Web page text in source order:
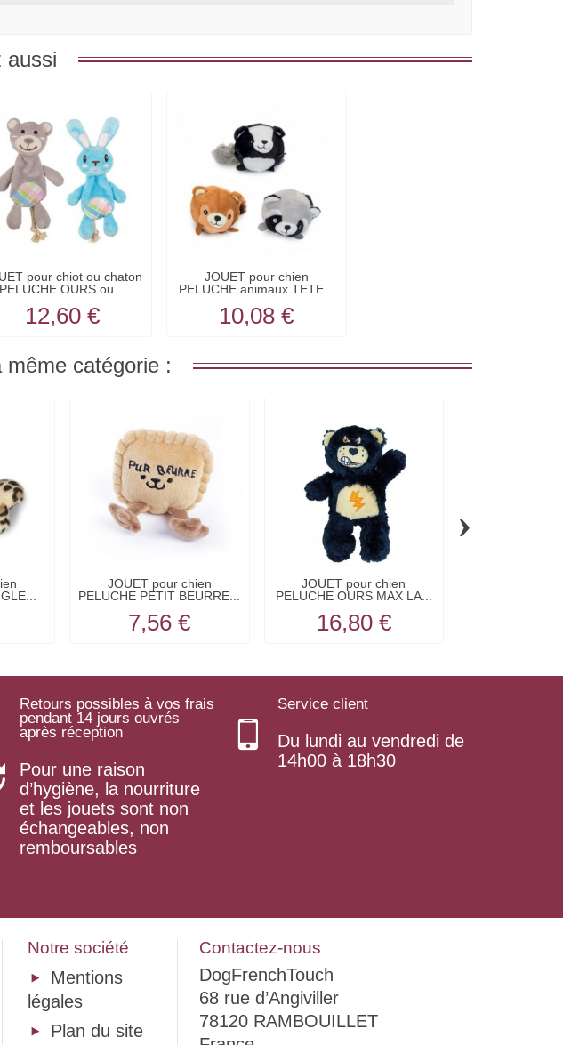
aussi
pour chiot ou chaton
PELUCHE OURS ou...
12,60 €
JOUET pour chien
PELUCHE animaux TETE...
10,08 €
catégorie :
JOUET pour chien
PELUCHE PETIT BEURRE...
7,56 €
JOUET pour chien
PELUCHE OURS MAX LA...
16,80 €
›
Retours possibles à vos frais
pendant 14 jours ouvrés
après réception
Pour une raison
d’hygiène, la nourriture
et les jouets sont non
échangeables, non
remboursables
Service client
Du lundi au vendredi de
14h00 à 18h30
Notre société
Mentions
légales
Plan du site
Contactez-nous
DogFrenchTouch
68 rue d’Angiviller
78120 RAMBOUILLET